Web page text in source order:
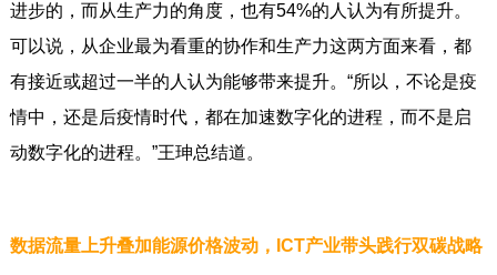
进步的，而从生产力的角度，也有54%的人认为有所提升。
可以说，从企业最为看重的协作和生产力这两方面来看，都
有接近或超过一半的人认为能够带来提升。“所以，不论是疫
情中，还是后疫情时代，都在加速数字化的进程，而不是启
动数字化的进程。”王珅总结道。
数据流量上升叠加能源价格波动，ICT产业带头践行双碳战略